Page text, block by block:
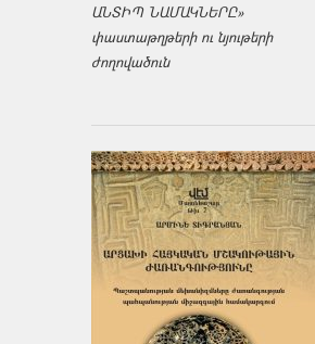
ԱՆՏԻՊ ՆԱՄԱԿՆԵՐԸ»
փաստաթղթերի ու նյութերի
ժողովածուն